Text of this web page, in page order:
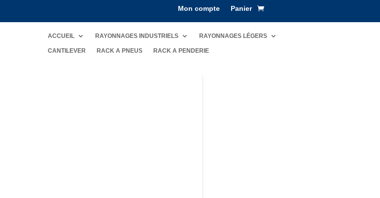
Mon compte Panier
ACCUEIL RAYONNAGES INDUSTRIELS RAYONNAGES LÉGERS
CANTILEVER RACK A PNEUS RACK A PENDERIE